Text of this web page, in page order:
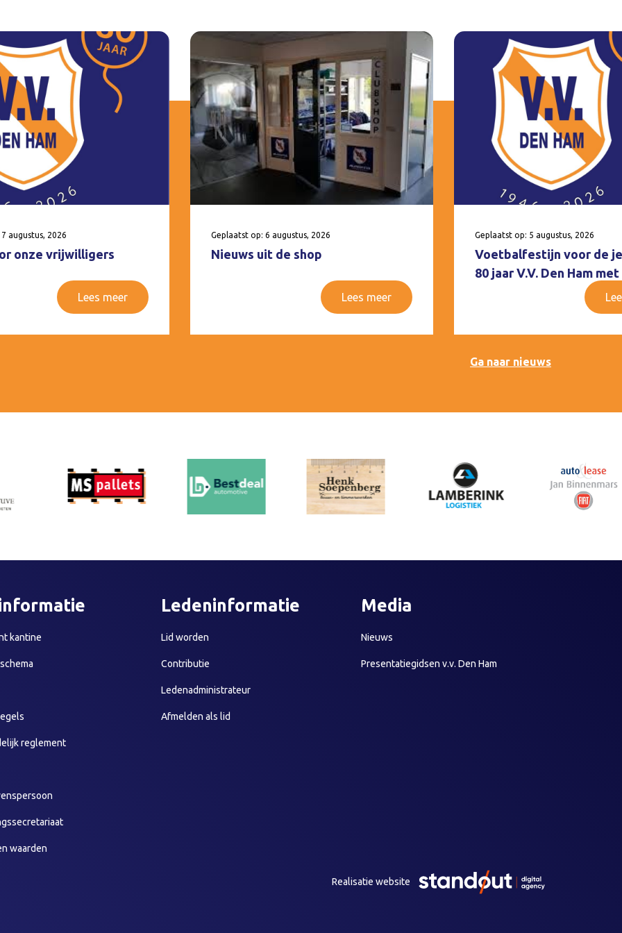
augustus, 2026
onze vrijwilligers
Lees meer
Geplaatst op: 6 augustus, 2026
Nieuws uit de shop
Lees meer
Geplaatst op: 5 augustus, 2026
Voetbalfestijn voor de
80 jaar V.V. Den Ham
Ga naar nieuws
kantine
reglement
waarden
Ledeninformatie
Lid worden
Contributie
Ledenadministrateur
Afmelden als lid
Media
Nieuws
Presentatiegidsen v.v. Den Ham
Realisatie website